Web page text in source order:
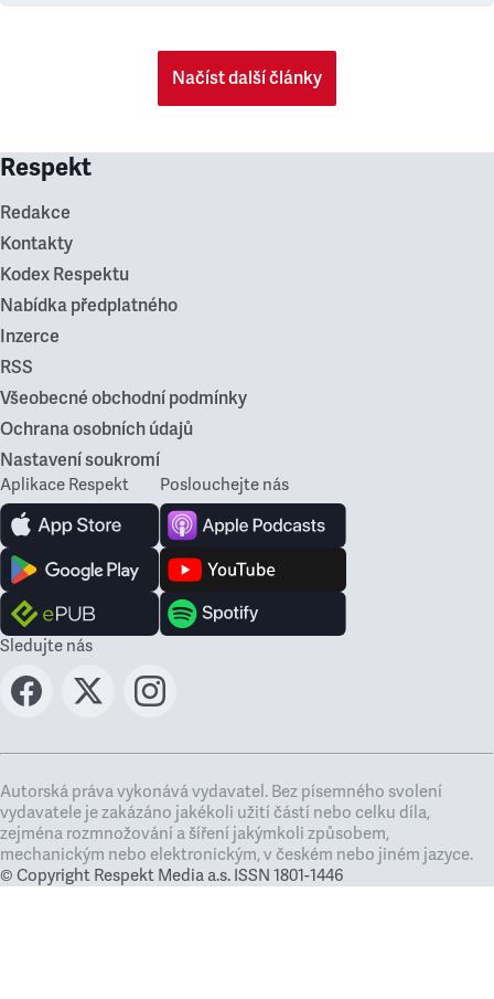
Načíst další články
Respekt
Redakce
Kontakty
Kodex Respektu
Nabídka předplatného
Inzerce
RSS
Všeobecné obchodní podmínky
Ochrana osobních údajů
Nastavení soukromí
Aplikace Respekt Poslouchejte nás
Sledujte nás
Autorská práva vykonává vydavatel. Bez písemného svolení
vydavatele je zakázáno jakékoli užití částí nebo celku díla,
zejména rozmnožování a šíření jakýmkoli způsobem,
mechanickým nebo elektronickým, v českém nebo jiném jazyce.
© Copyright Respekt Media a.s. ISSN 1801-1446